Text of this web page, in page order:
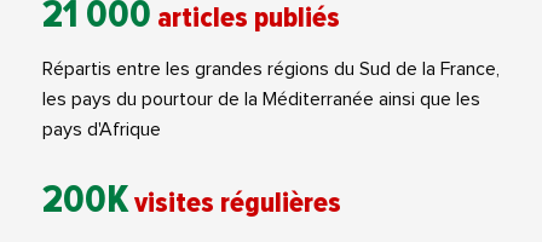
21 000 articles publiés
Répartis entre les grandes régions du Sud de la France,
les pays du pourtour de la Méditerranée ainsi que les
pays d'Afrique
200Kvisites régulières